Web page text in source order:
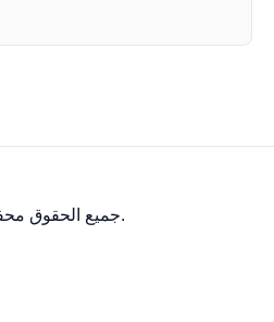
© 2026 Kalstein. جميع الحقوق محفوظة.